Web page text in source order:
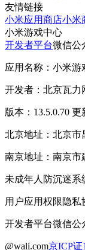
友情链接
小米应用商店小米
小米游戏中心
开发者平台微信公
应用名称：小米游
开发者：北京瓦力
版本：13.5.0.70 更
北京地址：北京市
南京地址：南京市
未成年人防沉迷系
用户应用权限隐私
开发者平台微信公
@wali.com京ICP证